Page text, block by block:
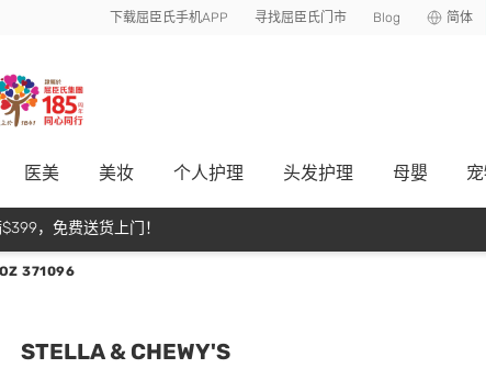
下载屈臣氏手机APP 寻找屈臣氏门市 Blog 简体
医美 美妆 个人护理 头发护理 母嬰
，免费送货上门！
371096
STELLA & CHEWY'S